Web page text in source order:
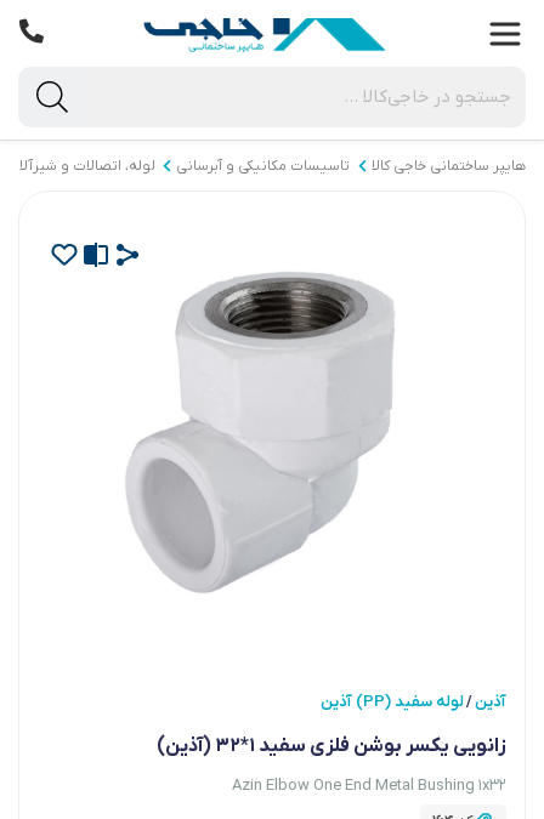
هایپر ساختمانی خاجی‌ کالا تاسیسات مکانیکی و آبرسانی لوله، اتصالات و شیرآلات
آذین/لوله سفید (PP) آذین
زانویی یکسر بوشن فلزی سفید 1*32 (آذین)
Azin Elbow One End Metal Bushing 1x32